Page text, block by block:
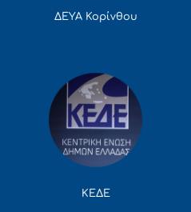
ΔΕΥΑ Κορίνθου
ΚΕΔΕ